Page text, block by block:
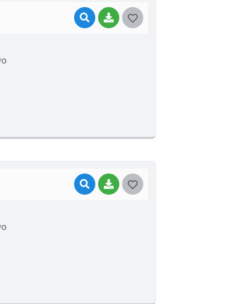
VISUALIZAR
BAIXAR
VISUALIZAR
BAIXAR